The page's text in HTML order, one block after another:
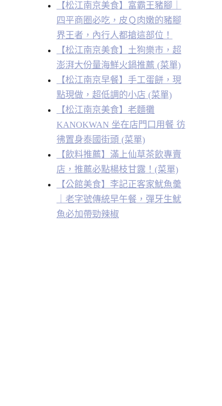
【松江南京美食】富霸王豬腳｜
四平商圈必吃，皮Ｑ肉嫩的豬腳
界王者，內行人都搶這部位！
【松江南京美食】土狗樂市，超
澎湃大份量海鮮火鍋推薦 (菜單)
【松江南京早餐】手工蛋餅，現
點現做，超低調的小店 (菜單)
【松江南京美食】老麵攤
KANOKWAN 坐在店門口用餐 彷
彿置身泰國街頭 (菜單)
【飲料推薦】滿上仙草茶飲專賣
店，推薦必點楊枝甘露！(菜單)
【公館美食】李記正客家魷魚羹
｜老字號傳統早午餐，彈牙生魷
魚必加帶勁辣椒